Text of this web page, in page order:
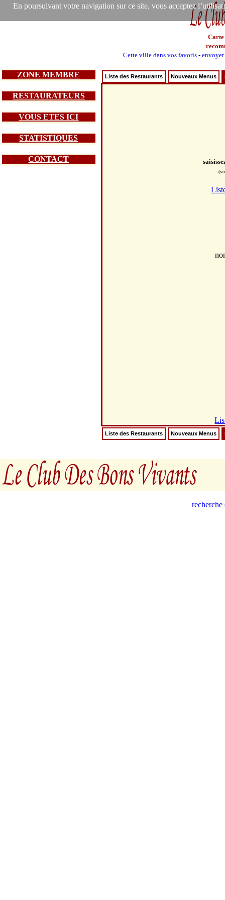
En poursuivant votre navigation sur ce site, vous acceptez
Carte
Cette ville dans vos favoris -
ZONE MEMBRE
RESTAURATEURS
VOUS ETES ICI
STATISTIQUES
CONTACT
Liste des Restaurants Nouveaux Menus
Liste des Restaurants Nouveaux Menus
recherche